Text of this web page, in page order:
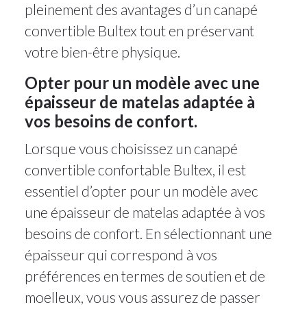
pleinement des avantages d’un canapé
convertible Bultex tout en préservant
votre bien-être physique.
Opter pour un modèle avec une
épaisseur de matelas adaptée à
vos besoins de confort.
Lorsque vous choisissez un canapé
convertible confortable Bultex, il est
essentiel d’opter pour un modèle avec
une épaisseur de matelas adaptée à vos
besoins de confort. En sélectionnant une
épaisseur qui correspond à vos
préférences en termes de soutien et de
moelleux, vous vous assurez de passer